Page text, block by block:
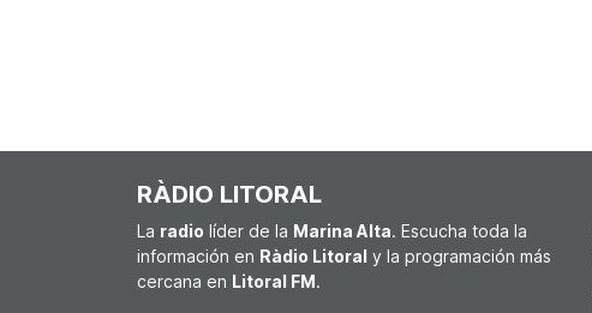
RÀDIO LITORAL
La radio líder de la Marina Alta. Escucha toda la
información en Ràdio Litoral y la programación más
cercana en Litoral FM.